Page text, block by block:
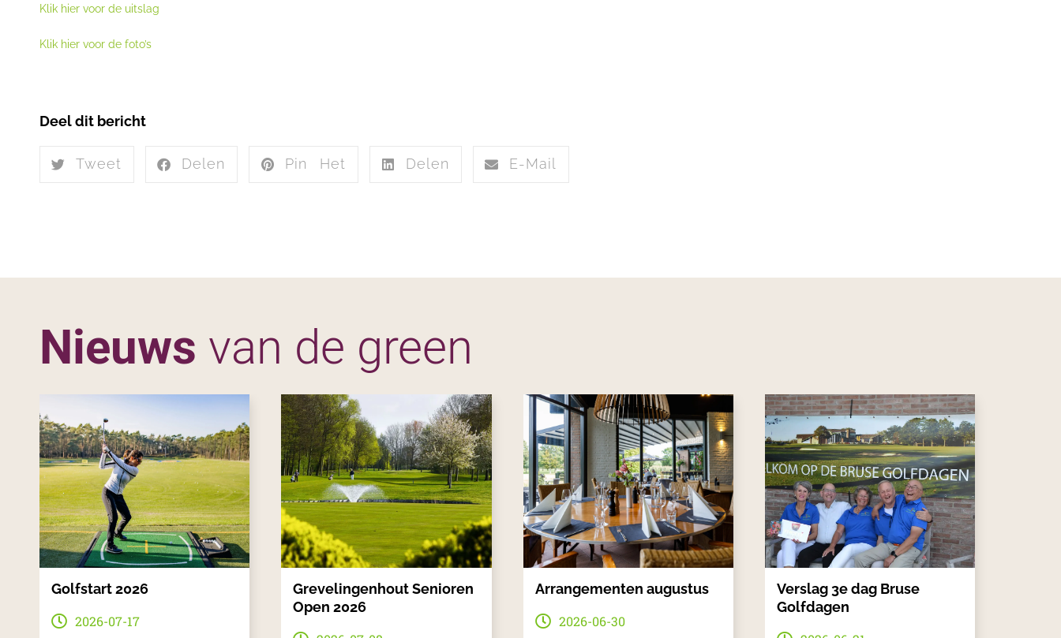
Klik hier voor de uitslag
Klik hier voor de foto’s
Deel dit bericht
Tweet Delen Pin Het Delen E-Mail
Nieuws van de green
Golfstart 2026
2026-07-17
Grevelingenhout Senioren
Open 2026
Arrangementen augustus
2026-06-30
Verslag 3e dag Bruse
Golfdagen
Slide
1
of
5